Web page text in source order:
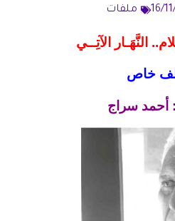
16/ ملفات
النَّهَـار الآتِــي
خاص
أحمد سراج